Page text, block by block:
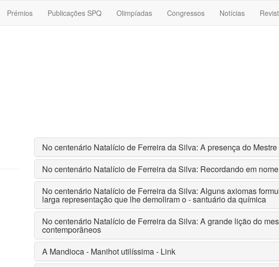
Prémios Publicações SPQ Olimpíadas Congressos Notícias
No centenário Natalício de Ferreira da Silva: A presença do Mestre
No centenário Natalício de Ferreira da Silva: Recordando em
No centenário Natalício de Ferreira da Silva: Alguns axiomas
larga representação que lhe demoliram o - santuário da química
No centenário Natalício de Ferreira da Silva: A grande lição do
contemporâneos
A Mandioca - Manihot utilíssima - Link